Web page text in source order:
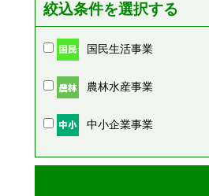
絞込条件を選択する
国民生活事業
農林水産事業
中小企業事業